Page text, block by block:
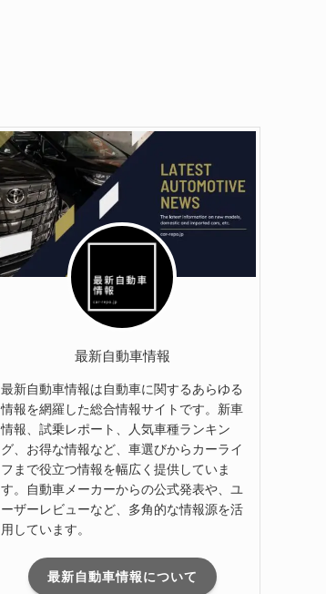
最新自動車情報
最新自動車情報は自動車に関するあらゆる
情報を網羅した総合情報サイトです。新車
情報、試乗レポート、人気車種ランキン
グ、お得な情報など、車選びからカーライ
フまで役立つ情報を幅広く提供していま
す。自動車メーカーからの公式発表や、ユ
ーザーレビューなど、多角的な情報源を活
用しています。
最新自動車情報について